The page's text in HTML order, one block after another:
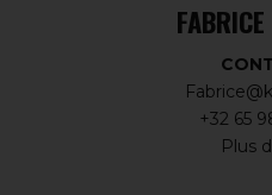
+32 65
Plus